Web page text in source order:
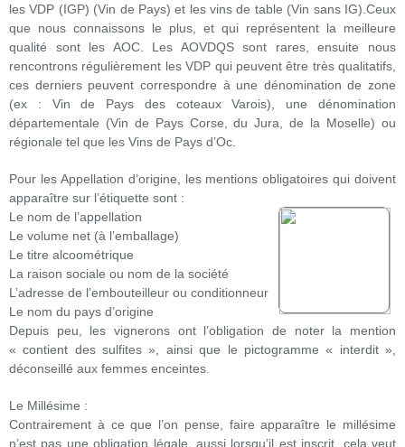
les VDP (IGP) (Vin de Pays) et les vins de table (Vin sans IG).Ceux
que nous connaissons le plus, et qui représentent la meilleure
qualité sont les AOC. Les AOVDQS sont rares, ensuite nous
rencontrons régulièrement les VDP qui peuvent être très qualitatifs,
ces derniers peuvent correspondre à une dénomination de zone
(ex : Vin de Pays des coteaux Varois), une dénomination
départementale (Vin de Pays Corse, du Jura, de la Moselle) ou
régionale tel que les Vins de Pays d’Oc.
Pour les Appellation d’origine, les mentions obligatoires qui doivent
apparaître sur l’étiquette sont :
Le nom de l’appellation
Le volume net (à l’emballage)
Le titre alcoométrique
La raison sociale ou nom de la société
L’adresse de l’embouteilleur ou conditionneur
Le nom du pays d’origine
Depuis peu, les vignerons ont l’obligation de noter la mention
« contient des sulfites », ainsi que le pictogramme « interdit »,
déconseillé aux femmes enceintes.
Le Millésime :
Contrairement à ce que l’on pense, faire apparaître le millésime
n’est pas une obligation légale, aussi lorsqu’il est inscrit, cela veut